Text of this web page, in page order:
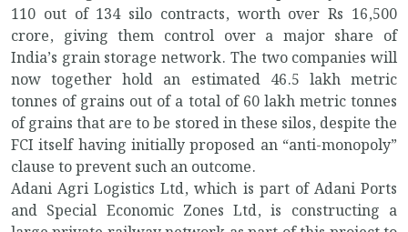
110 out of 134 silo contracts, worth over Rs 16,500
crore, giving them control over a major share of
India’s grain storage network. The two companies will
now together hold an estimated 46.5 lakh metric
tonnes of grains out of a total of 60 lakh metric tonnes
of grains that are to be stored in these silos, despite the
FCI itself having initially proposed an “anti-monopoly”
clause to prevent such an outcome.
Adani Agri Logistics Ltd, which is part of Adani Ports
and Special Economic Zones Ltd, is constructing a